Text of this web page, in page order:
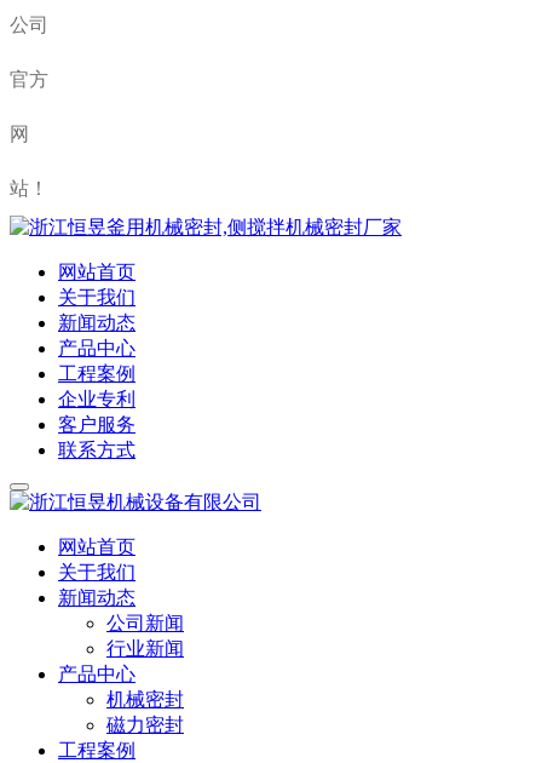
公司
官方
网
站！
网站首页
关于我们
新闻动态
产品中心
工程案例
企业专利
客户服务
联系方式
网站首页
关于我们
新闻动态
公司新闻
行业新闻
产品中心
机械密封
磁力密封
工程案例